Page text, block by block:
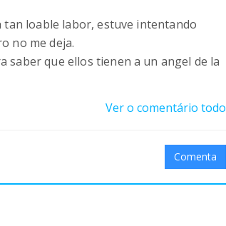
loable labor, estuve intentando
no me deja.
saber que ellos tienen a un angel de la
Ver o comentário todo
Comenta